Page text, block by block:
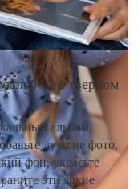
в твердом
альбом,
лучшие фото,
фон, украсьте
эти яркие